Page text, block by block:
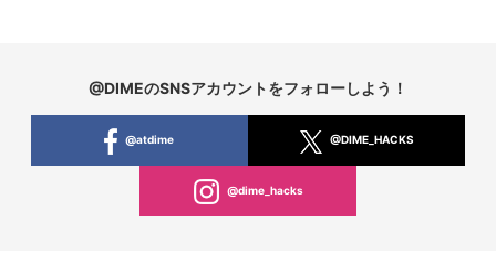
@DIMEのSNSアカウントをフォローしよう！
@atdime @DIME_HACKS
@dime_hacks